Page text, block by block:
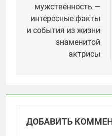
мужственность —
интересные факты
и события из жизни
знаменитой
актрисы
ДОБАВИТЬ